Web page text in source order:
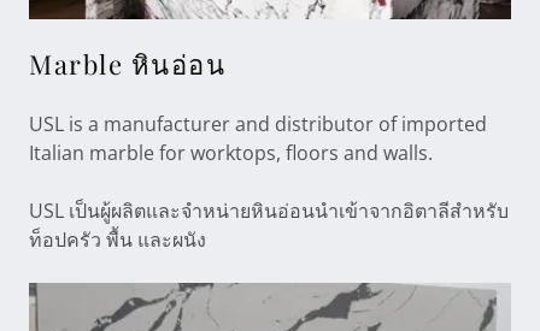
Marble หินอ่อน
USL is a manufacturer and distributor of imported
Italian marble for worktops, floors and walls.
USL เป็นผู้ผลิตและจำหน่ายหินอ่อนนำเข้าจากอิตาลีสำหรับ
ท็อปครัว พื้น และผนัง